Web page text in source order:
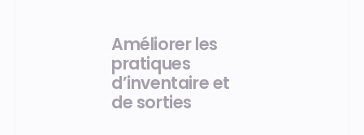
Améliorer les
pratiques
d’inventaire et
de sorties